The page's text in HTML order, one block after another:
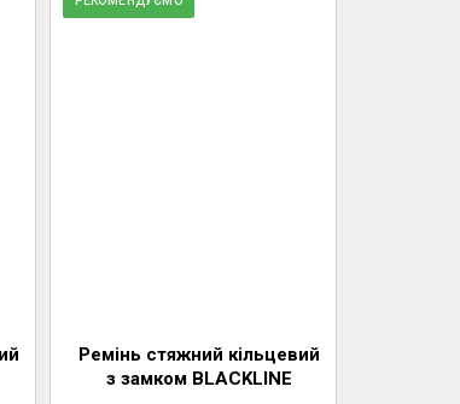
Ремінь стяжний кільцевий
з замком BLACKLINE